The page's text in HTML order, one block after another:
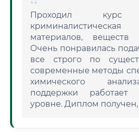
Проходил курс
криминалистическая
материалов, веществ
Очень понравилась
все строго по
современные методы
химического
поддержки
уровне. Диплом